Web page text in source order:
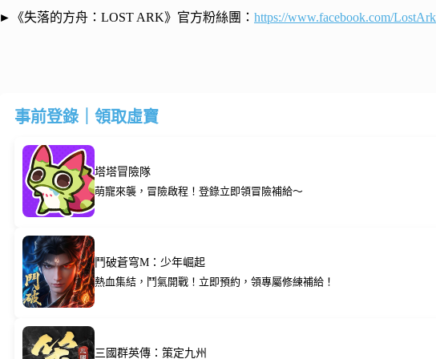
►《失落的方舟：LOST ARK》官方粉絲團： https://www.facebook.com/
事前登錄｜領取虛寶
塔塔冒險隊
萌寵來襲，冒險啟程！登錄立即領冒險補給～
鬥破蒼穹M：少年崛起
熱血集結，鬥氣開戰！立即預約，領專屬修練補給！
三國群英傳：策定九州